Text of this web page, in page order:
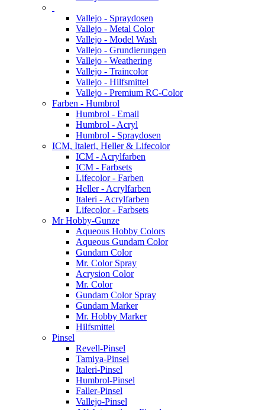
Vallejo - Spraydosen
Vallejo - Metal Color
Vallejo - Model Wash
Vallejo - Grundierungen
Vallejo - Weathering
Vallejo - Traincolor
Vallejo - Hilfsmittel
Vallejo - Premium RC-Color
Farben - Humbrol
Humbrol - Email
Humbrol - Acryl
Humbrol - Spraydosen
ICM, Italeri, Heller & Lifecolor
ICM - Acrylfarben
ICM - Farbsets
Lifecolor - Farben
Heller - Acrylfarben
Italeri - Acrylfarben
Lifecolor - Farbsets
Mr Hobby-Gunze
Aqueous Hobby Colors
Aqueous Gundam Color
Gundam Color
Mr. Color Spray
Acrysion Color
Mr. Color
Gundam Color Spray
Gundam Marker
Mr. Hobby Marker
Hilfsmittel
Pinsel
Revell-Pinsel
Tamiya-Pinsel
Italeri-Pinsel
Humbrol-Pinsel
Faller-Pinsel
Vallejo-Pinsel